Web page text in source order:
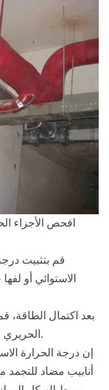
الاستوائي أو
الحريري الزجاجي الخارجي، استخدم الطلاء للفرشاة.
إن درجة الحرارة
أنابيب مضاد للتجمد